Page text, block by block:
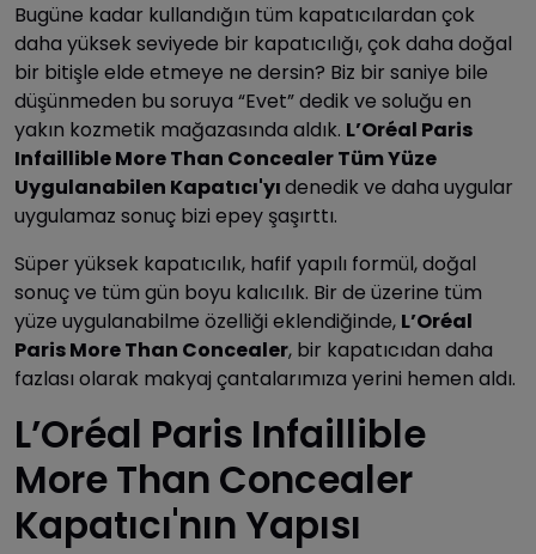
Bugüne kadar kullandığın tüm kapatıcılardan çok
daha yüksek seviyede bir kapatıcılığı, çok daha doğal
bir bitişle elde etmeye ne dersin? Biz bir saniye bile
düşünmeden bu soruya “Evet” dedik ve soluğu en
yakın kozmetik mağazasında aldık. L’Oréal Paris
Infaillible More Than Concealer Tüm Yüze
Uygulanabilen Kapatıcı'yıdenedik ve daha uygular
uygulamaz sonuç bizi epey şaşırttı.
Süper yüksek kapatıcılık, hafif yapılı formül, doğal
sonuç ve tüm gün boyu kalıcılık. Bir de üzerine tüm
yüze uygulanabilme özelliği eklendiğinde, L’Oréal
Paris More Than Concealer, bir kapatıcıdan daha
fazlası olarak makyaj çantalarımıza yerini hemen aldı.
L’Oréal Paris Infaillible
More Than Concealer
Kapatıcı'nın Yapısı